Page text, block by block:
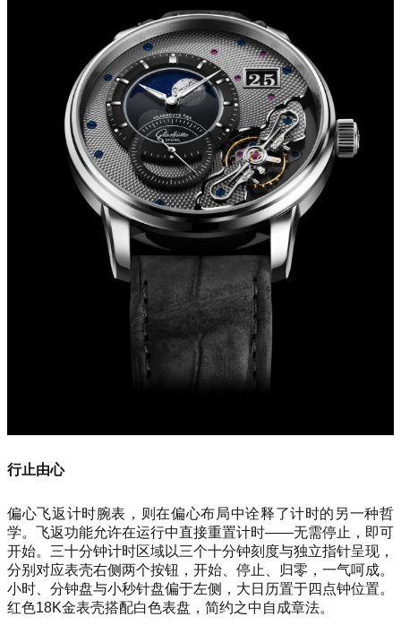
行止由心
偏心飞返计时腕表，则在偏心布局中诠释了计时的另一种哲
学。飞返功能允许在运行中直接重置计时——无需停止，即可
开始。三十分钟计时区域以三个十分钟刻度与独立指针呈现，
分别对应表壳右侧两个按钮，开始、停止、归零，一气呵成。
小时、分钟盘与小秒针盘偏于左侧，大日历置于四点钟位置。
红色18K金表壳搭配白色表盘，简约之中自成章法。